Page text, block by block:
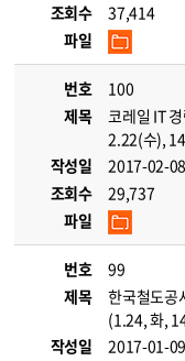
조회수
37,414
파일
번호
100
제목
코레일 IT
2.22(수), 14
작성일
2017-02-08
조회수
29,737
파일
번호
99
제목
한국철도공
(1.24, 화,
작성일
2017-01-09